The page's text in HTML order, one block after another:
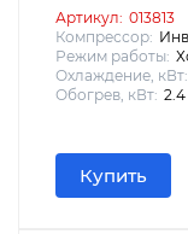
Артикул: 013813
Компрессор:
Режим работы:
Охлаждение, кВт:
Обогрев, кВт: 2.4
Купить